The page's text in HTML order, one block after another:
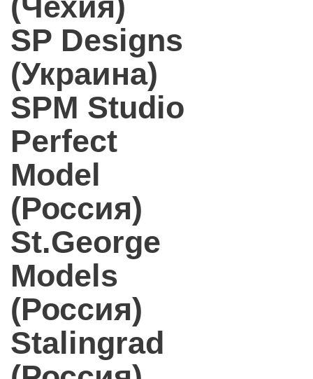
SP Designs
(Украина)
SPM Studio
Perfect
Model
(Россия)
St.George
Models
(Россия)
Stalingrad